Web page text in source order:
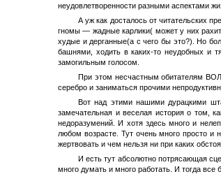
неудовлетворенности разными аспектами
А уж как досталось от читательских
гномы — жадные карлики( может у них
худые и дерганные(а с чего бы это?). Но
башнями, ходить в каких-то неудобных и
замогильным голосом.
При этом несчастным обитателям
серебро и заниматься прочими
Вот над этими нашими дурацкими
замечательная и веселая история о том,
недоразумений. И хотя здесь много и
любом возрасте. Тут очень много просто и
жертвовать и чем нельзя ни при каких
И есть тут абсолютно потрясающая
много думать и много работать. И тогда